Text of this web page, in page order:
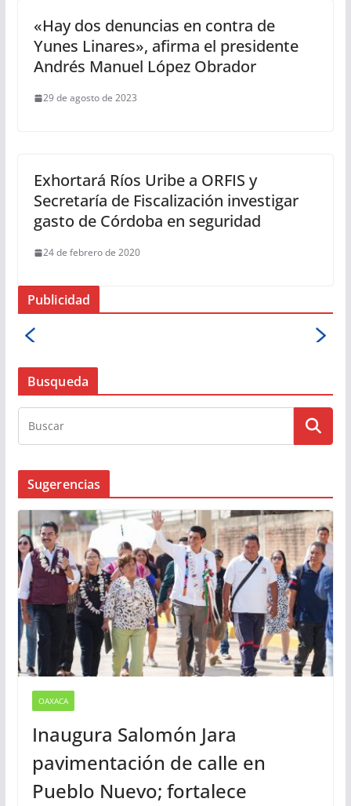
«Hay dos denuncias en contra de
Yunes Linares», afirma el presidente
Andrés Manuel López Obrador
29 de agosto de 2023
Exhortará Ríos Uribe a ORFIS y
Secretaría de Fiscalización investigar
gasto de Córdoba en seguridad
24 de febrero de 2020
Publicidad
Busqueda
Sugerencias